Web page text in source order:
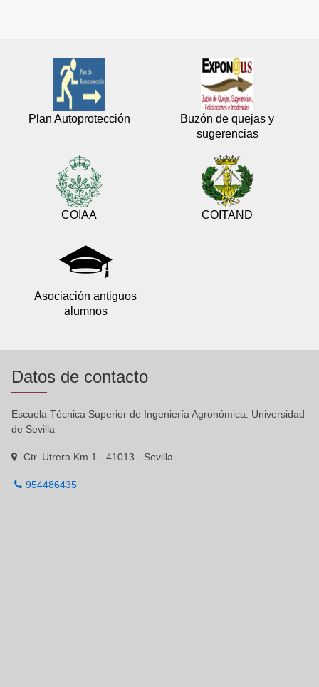
Plan Autoprotección
Buzón de quejas y
sugerencias
COIAA COITAND
Asociación antiguos
alumnos
Datos de contacto
Escuela Técnica Superior de Ingeniería Agronómica. Universidad
de Sevilla
Ctr. Utrera Km 1 - 41013 - Sevilla
954486435